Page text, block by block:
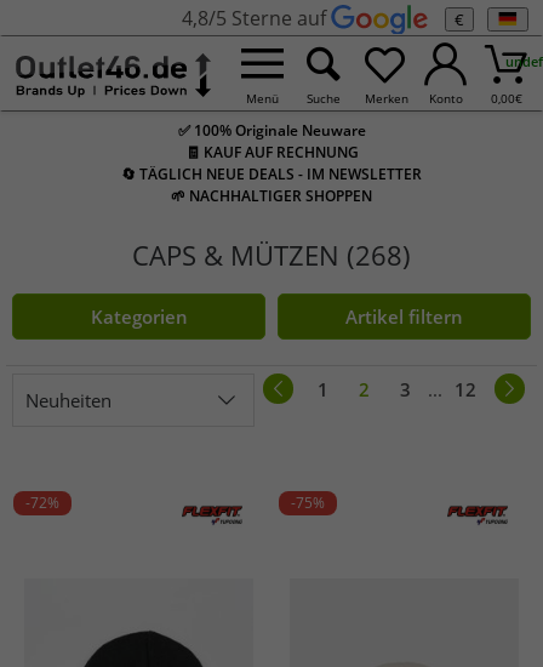
4,8/5 Sterne auf €
Menü Suche Merken Konto 0,00€
✅ 100% Originale Neuware
🧾 KAUF AUF RECHNUNG
🔄 TÄGLICH NEUE DEALS - IM NEWSLETTER
🌱 NACHHALTIGER SHOPPEN
CAPS & MÜTZEN (268)
Kategorien Artikel filtern
Neuheiten 1 2 3 ... 12
-72% -75%